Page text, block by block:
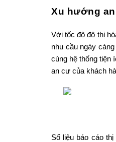
Xu hướng
Với tốc độ đô thị
nhu cầu ngày
cùng hệ thống tiện
an cư của khách
Số liệu báo cáo